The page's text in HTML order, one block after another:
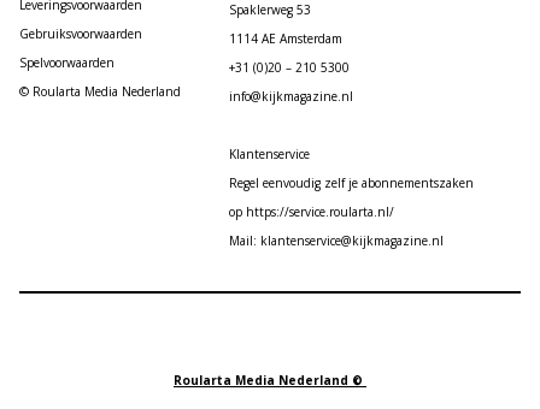
Leveringsvoorwaarden
Gebruiksvoorwaarden
Spelvoorwaarden
© Roularta Media Nederland
Spaklerweg 53
1114 AE Amsterdam
+31 (0)20 – 210 5300
info@kijkmagazine.nl
Klantenservice
Regel eenvoudig zelf je abonnementszaken
op https://service.roularta.nl/
Mail: klantenservice@kijkmagazine.nl
Roularta Media Nederland ©